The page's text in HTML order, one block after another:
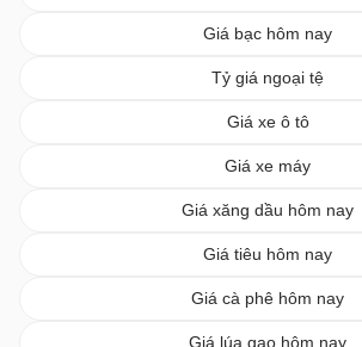
Giá bạc hôm nay
Tỷ giá ngoại tệ
Giá xe ô tô
Giá xe máy
Giá xăng dầu hôm nay
Giá tiêu hôm nay
Giá cà phê hôm nay
Giá lúa gạo hôm nay